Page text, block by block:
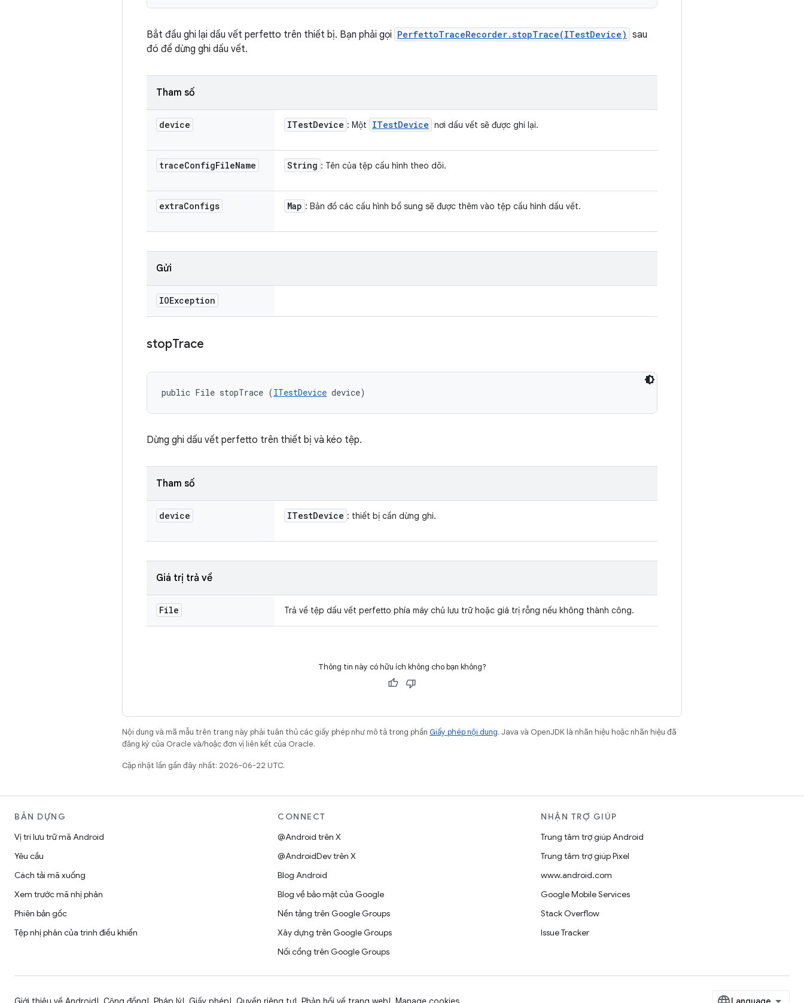
Bắt đầu ghi lại dấu vết perfetto trên thiết bị. Bạn phải gọi PerfettoTraceRecorder.stopTrace(ITestDevice) sau
đó để dừng ghi dấu vết.
Tham số
device ITestDevice : Một ITestDevice nơi dấu vết sẽ được ghi lại.
traceConfigFileName String : Tên của tệp cấu hình theo dõi.
extraConfigs Map : Bản đồ các cấu hình bổ sung sẽ được thêm vào tệp cấu hình dấu vết.
Gửi
IOException
stopTrace
public File stopTrace (ITestDevice device)
Dừng ghi dấu vết perfetto trên thiết bị và kéo tệp.
Tham số
device ITestDevice : thiết bị cần dừng ghi.
Giá trị trả về
File Trả về tệp dấu vết perfetto phía máy chủ lưu trữ hoặc giá trị rỗng nếu không thành công.
Thông tin này có hữu ích không cho bạn không?
Nội dung và mã mẫu trên trang này phải tuân thủ các giấy phép như mô tả trong phần Giấy phép nội dung. Java và OpenJDK là nhãn hiệu hoặc nhãn hiệu đã
đăng ký của Oracle và/hoặc đơn vị liên kết của Oracle.
Cập nhật lần gần đây nhất: 2026-06-22 UTC.
BẢN DỰNG
Vị trí lưu trữ mã Android
Yêu cầu
Cách tải mã xuống
Xem trước mã nhị phân
Phiên bản gốc
Tệp nhị phân của trình điều khiển
CONNECT
@Android trên X
@AndroidDev trên X
Blog Android
Blog về bảo mật của Google
Nền tảng trên Google Groups
Xây dựng trên Google Groups
Nối cổng trên Google Groups
NHẬN TRỢ GIÚP
Trung tâm trợ giúp Android
Trung tâm trợ giúp Pixel
www.android.com
Google Mobile Services
Stack Overflow
Issue Tracker